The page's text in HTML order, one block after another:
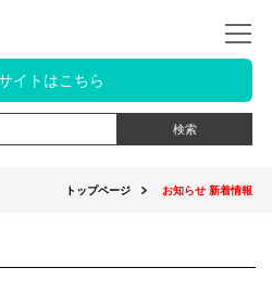
イトはこちら
トップページ お知らせ 新着情報